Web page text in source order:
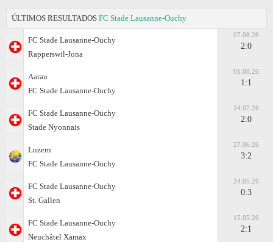
ÚLTIMOS RESULTADOS FC Stade Lausanne-Ouchy
FC Stade Lausanne-Ouchy
Rapperswil-Jona
07.08.26
2:0
Aarau
FC Stade Lausanne-Ouchy
01.08.26
1:1
FC Stade Lausanne-Ouchy
Stade Nyonnais
24.07.26
2:0
Luzern
FC Stade Lausanne-Ouchy
27.06.26
3:2
FC Stade Lausanne-Ouchy
St. Gallen
24.05.26
0:3
FC Stade Lausanne-Ouchy
Neuchâtel Xamax
15.05.26
2:1